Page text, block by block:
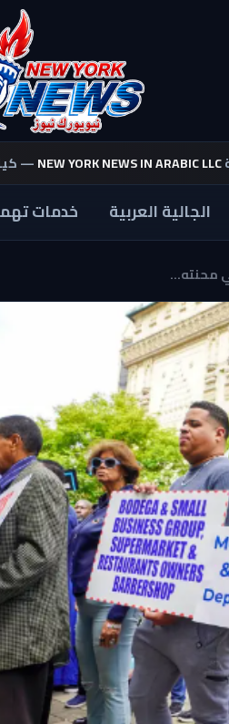
NEW YORK NEWS IN ARABIC LLC
—
الجالية العربية خدمات
محنته...